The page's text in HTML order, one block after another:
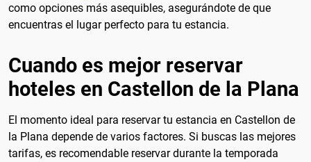
como opciones más asequibles, asegurándote de que
encuentras el lugar perfecto para tu estancia.
Cuando es mejor reservar
hoteles en Castellon de la Plana
El momento ideal para reservar tu estancia en Castellon de
la Plana depende de varios factores. Si buscas las mejores
tarifas, es recomendable reservar durante la temporada